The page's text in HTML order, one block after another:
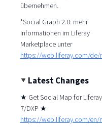
übernehmen.
*Social Graph 2.0: mehr
Informationen im Liferay
Marketplace unter
https://web.liferay.com/
Latest Changes
★ Get Social Map for Liferay
7/DXP ★
https://web.liferay.com/